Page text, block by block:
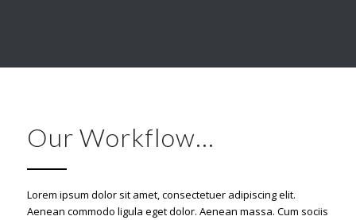
Our Workflow…
Lorem ipsum dolor sit amet, consectetuer adipiscing elit.
Aenean commodo ligula eget dolor. Aenean massa. Cum sociis